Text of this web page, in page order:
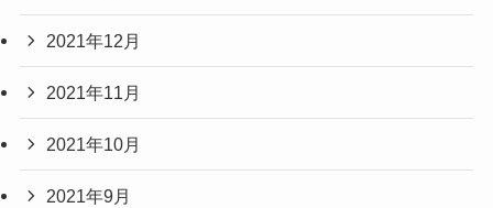
2021年12月
2021年11月
2021年10月
2021年9月